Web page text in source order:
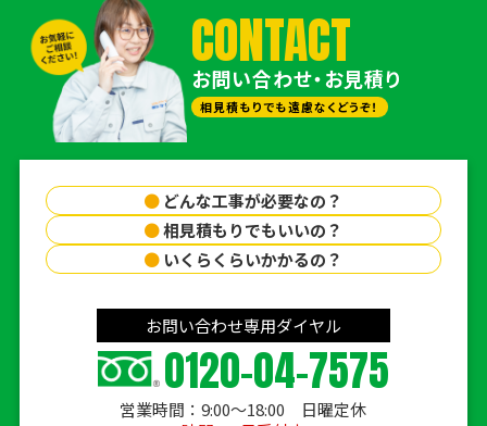
CONTACT
お問い合わせ・お見積り
相見積もりでも遠慮なくどうぞ！
● どんな工事が必要なの？
●相見積もりでもいいの？
● いくらくらいかかるの？
お問い合わせ専用ダイヤル
0120-04-7575
営業時間：9:00〜18:00 日曜定休